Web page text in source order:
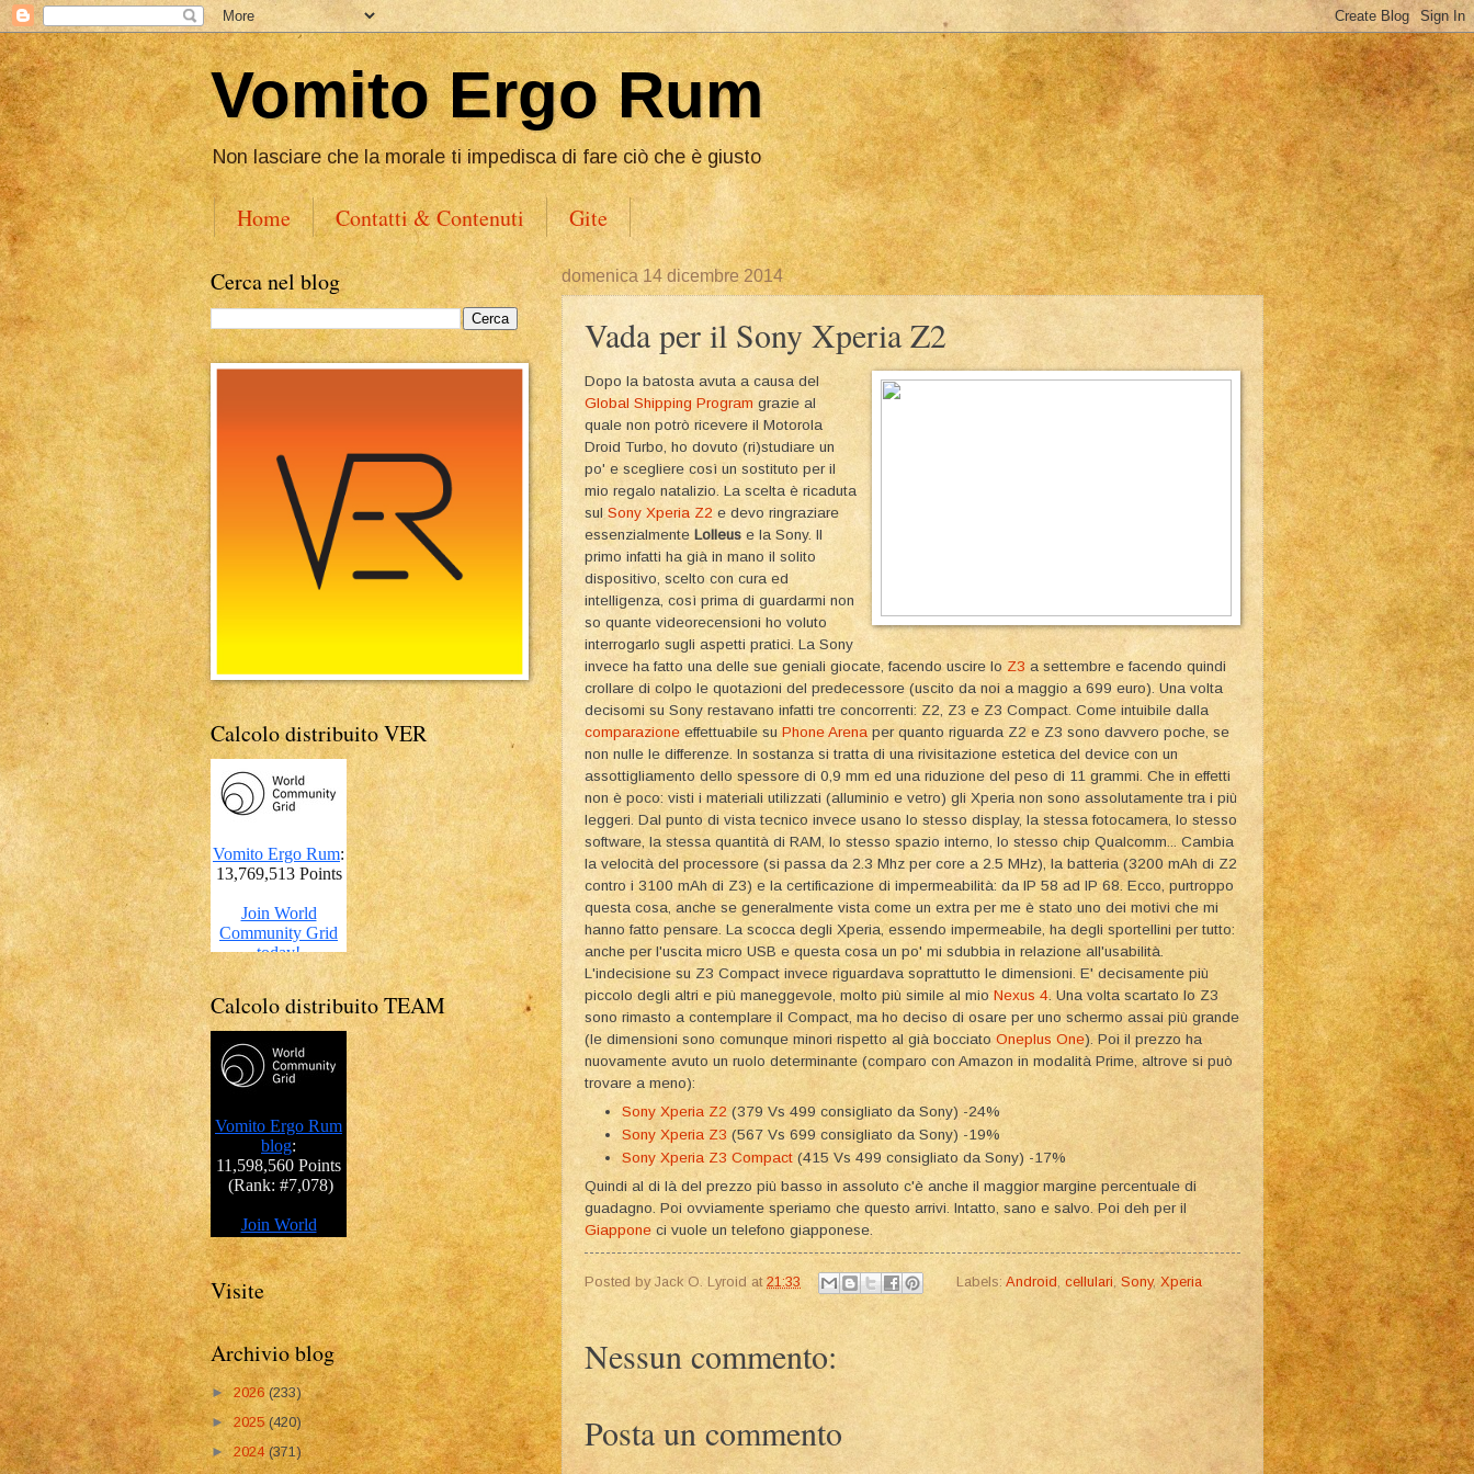
Vomito Ergo Rum
Non lasciare che la morale ti impedisca di fare ciò che è giusto
Home Contatti & Contenuti Gite
domenica 14 dicembre 2014
Vada per il Sony Xperia Z2
Dopo la batosta avuta a causa del
Global Shipping Program grazie al
quale non potrò ricevere il Motorola
Droid Turbo, ho dovuto (ri)studiare un
po' e scegliere così un sostituto per il
mio regalo natalizio. La scelta è ricaduta
sul Sony Xperia Z2 e devo ringraziare
essenzialmente Lolleus e la Sony. Il
primo infatti ha già in mano il solito
dispositivo, scelto con cura ed
intelligenza, così prima di guardarmi non
so quante videorecensioni ho voluto
interrogarlo sugli aspetti pratici. La Sony
invece ha fatto una delle sue geniali giocate, facendo uscire lo Z3 a settembre e facendo quindi
crollare di colpo le quotazioni del predecessore (uscito da noi a maggio a 699 euro). Una volta
decisomi su Sony restavano infatti tre concorrenti: Z2, Z3 e Z3 Compact. Come intuibile dalla
comparazione effettuabile suPhone Arena per quanto riguarda Z2 e Z3 sono davvero poche, se
non nulle le differenze. In sostanza si tratta di una rivisitazione estetica del device con un
assottigliamento dello spessore di 0,9 mm ed una riduzione del peso di 11 grammi. Che in effetti
non è poco: visti i materiali utilizzati (alluminio e vetro) gli Xperia non sono assolutamente tra i più
leggeri. Dal punto di vista tecnico invece usano lo stesso display, la stessa fotocamera, lo stesso
software, la stessa quantità di RAM, lo stesso spazio interno, lo stesso chip Qualcomm... Cambia
la velocità del processore (si passa da 2.3 Mhz per core a 2.5 MHz), la batteria (3200 mAh di Z2
contro i 3100 mAh di Z3) e la certificazione di impermeabilità: da IP 58 ad IP 68. Ecco, purtroppo
questa cosa, anche se generalmente vista come un extra per me è stato uno dei motivi che mi
hanno fatto pensare. La scocca degli Xperia, essendo impermeabile, ha degli sportellini per tutto:
anche per l'uscita micro USB e questa cosa un po' mi sdubbia in relazione all'usabilità.
L'indecisione su Z3 Compact invece riguardava soprattutto le dimensioni. E' decisamente più
piccolo degli altri e più maneggevole, molto più simile al mioNexus 4. Una volta scartato lo Z3
sono rimasto a contemplare il Compact, ma ho deciso di osare per uno schermo assai più grande
(le dimensioni sono comunque minori rispetto al già bocciato Oneplus One). Poi il prezzo ha
nuovamente avuto un ruolo determinante (comparo con Amazon in modalità Prime, altrove si può
trovare a meno):
Sony Xperia Z2 (379 Vs 499 consigliato da Sony) -24%
Sony Xperia Z3 (567 Vs 699 consigliato da Sony) -19%
Sony Xperia Z3 Compact(415 Vs 499 consigliato da Sony) -17%
Quindi al di là del prezzo più basso in assoluto c'è anche il maggior margine percentuale di
guadagno. Poi ovviamente speriamo che questo arrivi. Intatto, sano e salvo. Poi deh per il
Giappone ci vuole un telefono giapponese.
Posted by Jack O. Lyroid at 21:33 Labels: Android cellulari ,Sony,Xperia
Nessun commento:
Posta un commento
Cerca nel blog
Calcolo distribuito VER
Calcolo distribuito TEAM
Visite
Archivio blog
► 2026(233)
►2025(420)
►2024 (371)